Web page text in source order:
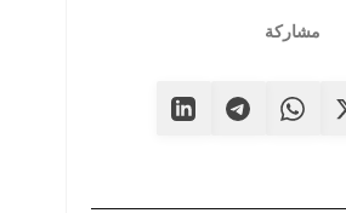
مشاركة